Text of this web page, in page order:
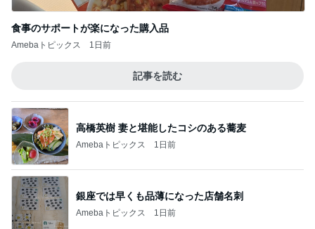
食事のサポートが楽になった購入品
Amebaトピックス 1日前
記事を読む
高橋英樹 妻と堪能したコシのある蕎麦
Amebaトピックス 1日前
銀座では早くも品薄になった店舗名刺
Amebaトピックス 1日前